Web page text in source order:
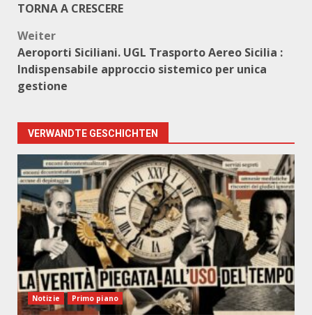
TORNA A CRESCERE
Weiter
Aeroporti Siciliani. UGL Trasporto Aereo Sicilia :
Indispensabile approccio sistemico per unica
gestione
VERWANDTE GESCHICHTEN
Notizie Primo piano